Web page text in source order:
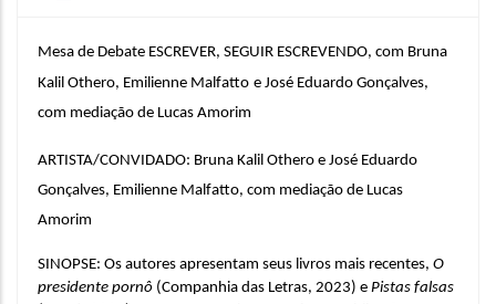
Mesa de Debate ESCREVER, SEGUIR ESCREVENDO, com Bruna
Kalil Othero, Emilienne Malfatto e José Eduardo Gonçalves,
com mediação de Lucas Amorim
ARTISTA/CONVIDADO: Bruna Kalil Othero e José Eduardo
Gonçalves, Emilienne Malfatto, com mediação de Lucas
Amorim
SINOPSE: Os autores apresentam seus livros mais recentes, O
presidente pornô (Companhia das Letras, 2023) e Pistas falsas